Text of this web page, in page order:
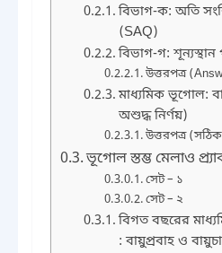
বিভাগ-ক: অতি
(SAQ)
বিভাগ-গ:
উত্তরপত্র
মাধ্যমিক ভূগোল:
অশুদ্ধ নির্ণয়)
উত্তরপত্র
ভূগোল স্তম্ভ মেলাও
সেট – ১
সেট – ২
বিগত বছরের
: বায়ুপ্রবাহ ও